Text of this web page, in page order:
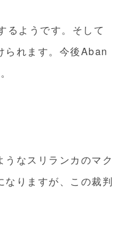
るようです。そして
られます。今後Aban
なスリランカのマク
なりますが、この裁判